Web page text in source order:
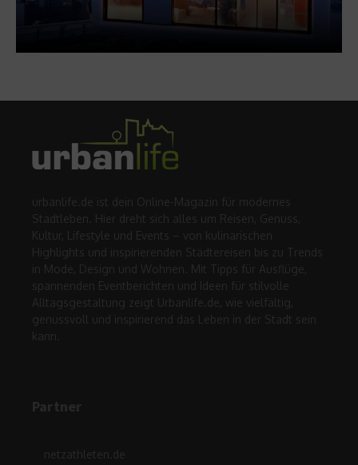
urbanlife.de ist dein Online-Magazin für modernes
Stadtleben. Hier dreht sich alles um Reisen, Genuss,
Kultur, Lifestyle und Events – von kulinarischen
Highlights und inspirierenden Städtereisen bis zu Trends
in Mode, Design und Wohnen. Mit Tipps für Ausflüge,
spannenden Eventberichten und Ideen für stilvolle
Alltagsgestaltung zeigt Urbanlife.de, wie vielfältig,
genussvoll und inspirierend das Leben in der Stadt sein
kann.
Partner
netzathleten.de